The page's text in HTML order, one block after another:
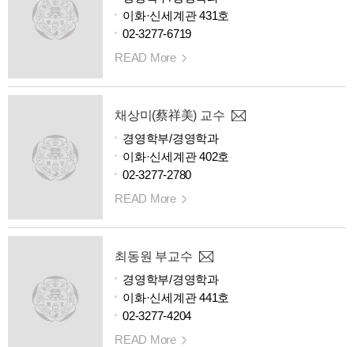
이화·신세계관 431호
02-3277-6719
READ More
채상미(蔡祥美) 교수
경영학부/경영학과
이화·신세계관 402호
02-3277-2780
READ More
최동원 부교수
경영학부/경영학과
이화·신세계관 441호
02-3277-4204
READ More